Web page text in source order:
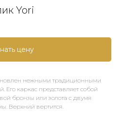
Yori
цену
нежными традиционными
каркас представляет собой
бронзы или золота с двумя
Верхний вертится.